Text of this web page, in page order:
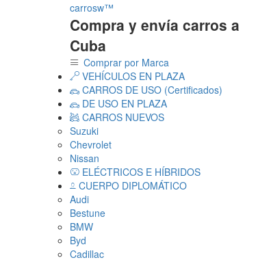
carrosw™
Compra y envía carros a
Cuba
Comprar por Marca
VEHÍCULOS EN PLAZA
CARROS DE USO (Certificados)
DE USO EN PLAZA
CARROS NUEVOS
Suzuki
Chevrolet
Nissan
ELÉCTRICOS E HÍBRIDOS
CUERPO DIPLOMÁTICO
Audi
Bestune
BMW
Byd
Cadillac